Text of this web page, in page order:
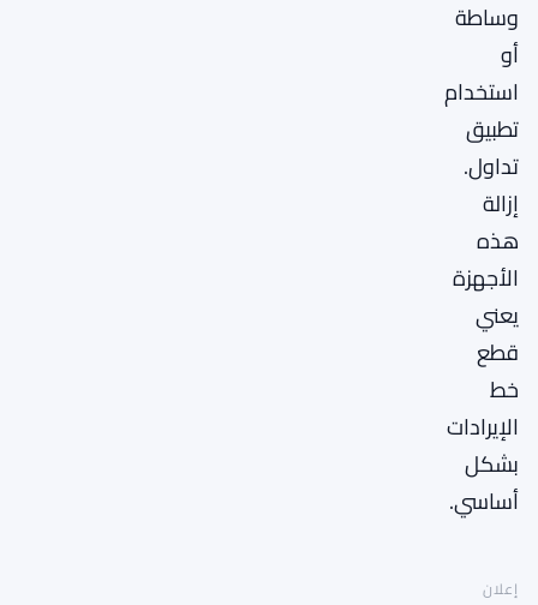
وساطة
أو
استخدام
تطبيق
تداول.
إزالة
هذه
الأجهزة
يعني
قطع
خط
الإيرادات
بشكل
أساسي.
إعلان